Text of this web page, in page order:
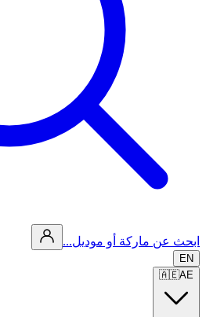
ابحث عن ماركة أو موديل...
EN
🇦🇪AE